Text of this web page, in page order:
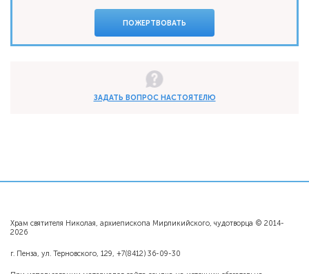
ПОЖЕРТВОВАТЬ
ЗАДАТЬ ВОПРОС НАСТОЯТЕЛЮ
Храм святителя Николая, архиепископа Мирликийского, чудотворца © 2014-
2026
г. Пенза, ул. Терновского, 129, +7(8412) 36-09-30